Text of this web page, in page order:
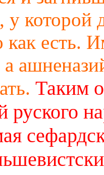
у которой
как есть.
Таким
руского